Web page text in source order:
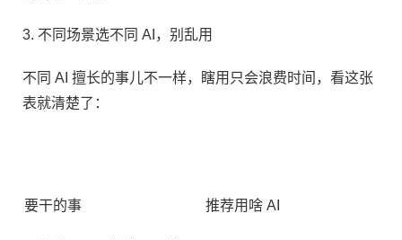
3. 不同场景选不同 AI，别乱用​
不同 AI 擅长的事儿不一样，瞎用只会浪费时间，看这张
表就清楚了：​
要干的事​ 推荐用啥 AI​